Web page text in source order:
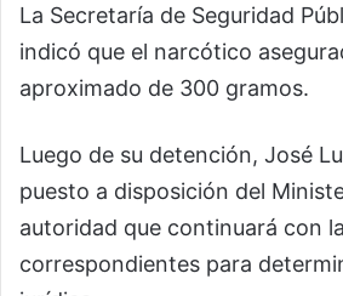
La Secretaría de Seguridad
indicó que el narcótico
aproximado de 300 gramos.
Luego de su detención, José
puesto a disposición del
autoridad que continuará con
correspondientes para